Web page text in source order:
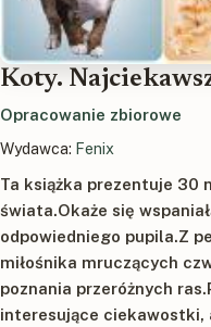
Koty.
Opracowanie zbiorowe
Wydawca: Fenix
Ta książka prezentuje 30
świata.Okaże się
odpowiedniego pupila.Z
miłośnika mruczących
poznania przeróżnych
interesujące ciekawostki,